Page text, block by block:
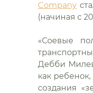
Company
(начиная с
«Соевые
Дебби
как
создания